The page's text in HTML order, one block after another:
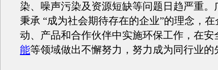
染、噪声污染及资源短缺等问题日趋严重。
秉承 “成为社会期待存在的企业”的理念，
动、产品和合作伙伴中实施环保工作，在安
能等领域做出不懈努力，努力成为同行业的